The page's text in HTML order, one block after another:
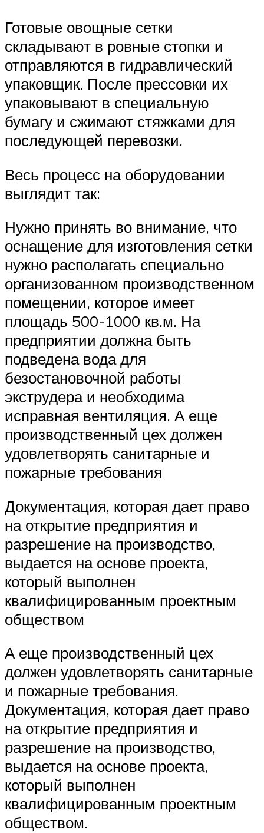
Готовые овощные сетки
складывают в ровные стопки и
отправляются в гидравлический
упаковщик. После прессовки их
упаковывают в специальную
бумагу и сжимают стяжками для
последующей перевозки.
Весь процесс на оборудовании
выглядит так:
Нужно принять во внимание, что
оснащение для изготовления сетки
нужно располагать специально
организованном производственном
помещении, которое имеет
площадь 500-1000 кв.м. На
предприятии должна быть
подведена вода для
безостановочной работы
экструдера и необходима
исправная вентиляция. А еще
производственный цех должен
удовлетворять санитарные и
пожарные требования
Документация, которая дает право
на открытие предприятия и
разрешение на производство,
выдается на основе проекта,
который выполнен
квалифицированным проектным
обществом
А еще производственный цех
должен удовлетворять санитарные
и пожарные требования.
Документация, которая дает право
на открытие предприятия и
разрешение на производство,
выдается на основе проекта,
который выполнен
квалифицированным проектным
обществом.